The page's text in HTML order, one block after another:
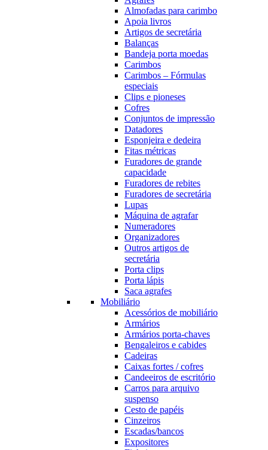
Almofadas para carimbo
Apoia livros
Artigos de secretária
Balanças
Bandeja porta moedas
Carimbos
Carimbos – Fórmulas
especiais
Clips e pioneses
Cofres
Conjuntos de impressão
Datadores
Esponjeira e dedeira
Fitas métricas
Furadores de grande
capacidade
Furadores de rebites
Furadores de secretária
Lupas
Máquina de agrafar
Numeradores
Organizadores
Outros artigos de
secretária
Porta clips
Porta lápis
Saca agrafes
Mobiliário
Acessórios de mobiliário
Armários
Armários porta-chaves
Bengaleiros e cabides
Cadeiras
Caixas fortes / cofres
Candeeiros de escritório
Carros para arquivo
suspenso
Cesto de papéis
Cinzeiros
Escadas/bancos
Expositores